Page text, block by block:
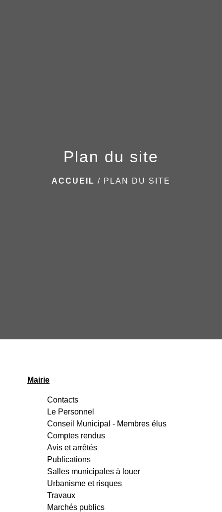
Plan du site
ACCUEIL / PLAN DU SITE
Mairie
Contacts
Le Personnel
Conseil Municipal - Membres élus
Comptes rendus
Avis et arrêtés
Publications
Salles municipales à louer
Urbanisme et risques
Travaux
Marchés publics